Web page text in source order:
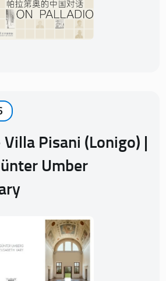
Pisani (Lonigo) |
Umber